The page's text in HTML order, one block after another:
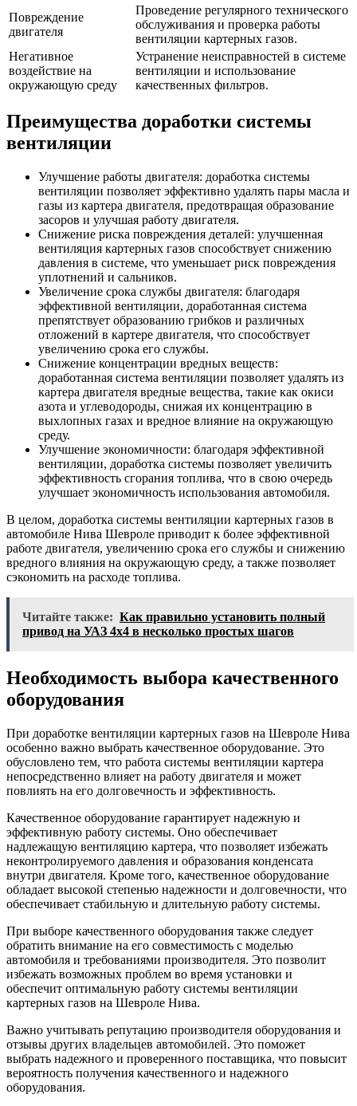
Повреждение
двигателя
Проведение регулярного технического
обслуживания и проверка работы
вентиляции картерных газов.
Негативное
воздействие на
окружающую среду
Устранение неисправностей в системе
вентиляции и использование
качественных фильтров.
Преимущества доработки системы
вентиляции
Улучшение работы двигателя: доработка системы
вентиляции позволяет эффективно удалять пары масла и
газы из картера двигателя, предотвращая образование
засоров и улучшая работу двигателя.
Снижение риска повреждения деталей: улучшенная
вентиляция картерных газов способствует снижению
давления в системе, что уменьшает риск повреждения
уплотнений и сальников.
Увеличение срока службы двигателя: благодаря
эффективной вентиляции, доработанная система
препятствует образованию грибков и различных
отложений в картере двигателя, что способствует
увеличению срока его службы.
Снижение концентрации вредных веществ:
доработанная система вентиляции позволяет удалять из
картера двигателя вредные вещества, такие как окиси
азота и углеводороды, снижая их концентрацию в
выхлопных газах и вредное влияние на окружающую
среду.
Улучшение экономичности: благодаря эффективной
вентиляции, доработка системы позволяет увеличить
эффективность сгорания топлива, что в свою очередь
улучшает экономичность использования автомобиля.
В целом, доработка системы вентиляции картерных газов в
автомобиле Нива Шевроле приводит к более эффективной
работе двигателя, увеличению срока его службы и снижению
вредного влияния на окружающую среду, а также позволяет
сэкономить на расходе топлива.
Читайте также: Как правильно установить полный
привод на УАЗ 4х4 в несколько простых шагов
Необходимость выбора качественного
оборудования
При доработке вентиляции картерных газов на Шевроле Нива
особенно важно выбрать качественное оборудование. Это
обусловлено тем, что работа системы вентиляции картера
непосредственно влияет на работу двигателя и может
повлиять на его долговечность и эффективность.
Качественное оборудование гарантирует надежную и
эффективную работу системы. Оно обеспечивает
надлежащую вентиляцию картера, что позволяет избежать
неконтролируемого давления и образования конденсата
внутри двигателя. Кроме того, качественное оборудование
обладает высокой степенью надежности и долговечности, что
обеспечивает стабильную и длительную работу системы.
При выборе качественного оборудования также следует
обратить внимание на его совместимость с моделью
автомобиля и требованиями производителя. Это позволит
избежать возможных проблем во время установки и
обеспечит оптимальную работу системы вентиляции
картерных газов на Шевроле Нива.
Важно учитывать репутацию производителя оборудования и
отзывы других владельцев автомобилей. Это поможет
выбрать надежного и проверенного поставщика, что повысит
вероятность получения качественного и надежного
оборудования.